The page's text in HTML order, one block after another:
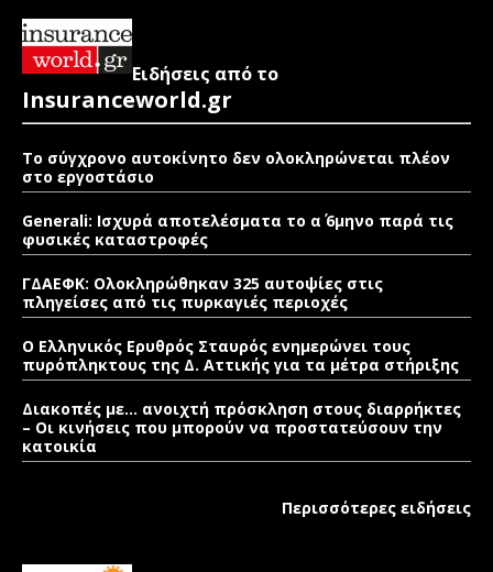
Ειδήσεις από το
Insuranceworld.gr
Το σύγχρονο αυτοκίνητο δεν ολοκληρώνεται πλέον
στο εργοστάσιο
Generali: Ισχυρά αποτελέσματα το α΄ 6μηνο παρά τις
φυσικές καταστροφές
ΓΔΑΕΦΚ: Ολοκληρώθηκαν 325 αυτοψίες στις
πληγείσες από τις πυρκαγιές περιοχές
Ο Ελληνικός Ερυθρός Σταυρός ενημερώνει τους
πυρόπληκτους της Δ. Αττικής για τα μέτρα στήριξης
Διακοπές με… ανοιχτή πρόσκληση στους διαρρήκτες
– Οι κινήσεις που μπορούν να προστατεύσουν την
κατοικία
Περισσότερες ειδήσεις